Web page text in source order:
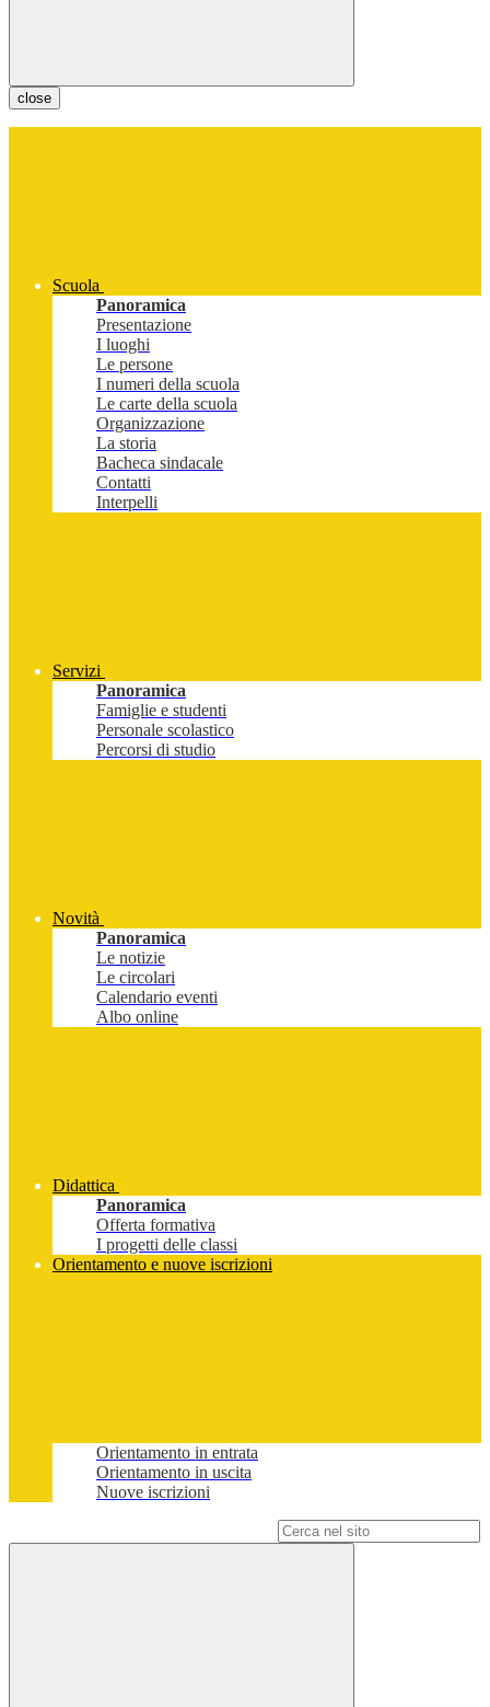
close
Scuola
Panoramica
Presentazione
I luoghi
Le persone
I numeri della scuola
Le carte della scuola
Organizzazione
La storia
Bacheca sindacale
Contatti
Interpelli
Servizi
Panoramica
Famiglie e studenti
Personale scolastico
Percorsi di studio
Novità
Panoramica
Le notizie
Le circolari
Calendario eventi
Albo online
Didattica
Panoramica
Offerta formativa
I progetti delle classi
Orientamento e nuove iscrizioni
Orientamento in entrata
Orientamento in uscita
Nuove iscrizioni